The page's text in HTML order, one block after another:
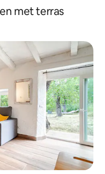
met terras